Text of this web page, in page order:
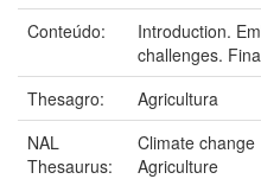
Conteúdo:
Introduction.
challenges.
Thesagro:
Agricultura
NAL
Thesaurus:
Climate change
Agriculture